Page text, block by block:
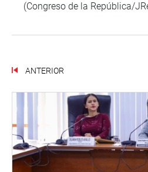
(Congreso de la República/
ANTERIOR